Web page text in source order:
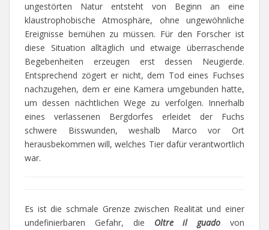
ungestörten Natur entsteht von Beginn an eine
klaustrophobische Atmosphäre, ohne ungewöhnliche
Ereignisse bemühen zu müssen. Für den Forscher ist
diese Situation alltäglich und etwaige überraschende
Begebenheiten erzeugen erst dessen Neugierde.
Entsprechend zögert er nicht, dem Tod eines Fuchses
nachzugehen, dem er eine Kamera umgebunden hatte,
um dessen nächtlichen Wege zu verfolgen. Innerhalb
eines verlassenen Bergdorfes erleidet der Fuchs
schwere Bisswunden, weshalb Marco vor Ort
herausbekommen will, welches Tier dafür verantwortlich
war.
Es ist die schmale Grenze zwischen Realität und einer
undefinierbaren Gefahr, die Oltre il guado von